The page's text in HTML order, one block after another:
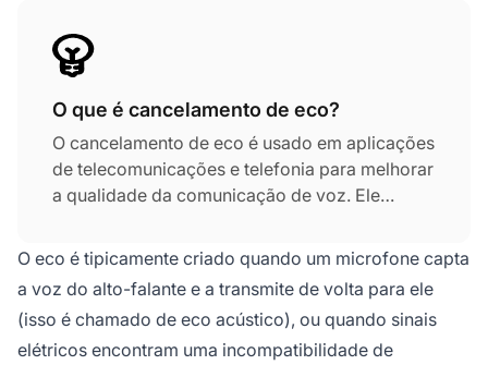
O que é cancelamento de eco?
O cancelamento de eco é usado em aplicações
de telecomunicações e telefonia para melhorar
a qualidade da comunicação de voz. Ele
Também pode remover o eco no pós-
processamento. Os canceladores de eco
funcionam analisando primeiro o fluxo de voz
recebido e monitorando simultaneamente o
fluxo de voz de retorno antes de ser
O eco é tipicamente criado quando um microfone capta
a voz do alto-falante e a transmite de volta para ele
(isso é chamado de eco acústico), ou quando sinais
elétricos encontram uma incompatibilidade de